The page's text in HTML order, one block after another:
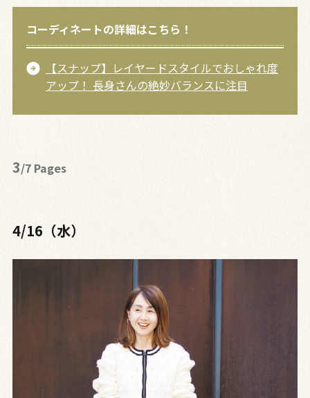
コーディネートの詳細はこちら！
【スナップ】レイヤードスタイルでおしゃれ度
アップ！ 長身さんの絶妙バランスに注目
3/7 Pages
4/16（水）